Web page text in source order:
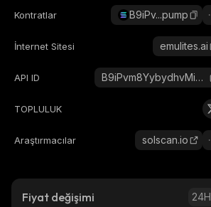
Kontratlar B9iPv...pump
İnternet Sitesi emulites.ai
API ID B9iPvm8YybydhvMiKAuJuygEKuzspgxdavhFNzzUpump_solana
TOPLULUK
Araştırmacılar solscan.io
Fiyat değişimi 24H